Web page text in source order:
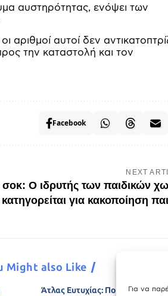
Για να
αυστηρότητας, ενόψει των
αριθμοί αυτοί δεν
την καταστολή και τον
Facebook
NEXT
Ο ιδρυτής των παιδικών
για κακοποίηση
Might also Like
Άτλας Ευτυχίας: Ποιες πόλεις